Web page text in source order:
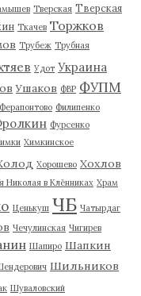
Тверская Тверская
Ткачев Торжков
Трубеж Трубная
Удот Украина
Ушаков ФВР ФУПМ
Ферапонтово Филипенко
Фурсенко
Химкинское
Хорошево Хохлов
Николая в Клённиках Храм
Ценькуш ЧБ Чатырдаг
Чечулинская Чигирев
Шапиро Шапкин
Шильников
Шуваловский